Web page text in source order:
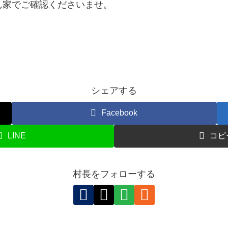
でご確認くださいませ。
シェアする
Facebook
LINE コピ
村長をフォローする